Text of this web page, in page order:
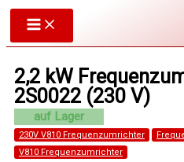
2,2 kW
2S0022 (230 V)
230V V810 Frequenzumrichter
V810 Frequenzumrichter